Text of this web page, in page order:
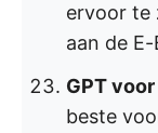
ervoor te
aan de
GPT
beste